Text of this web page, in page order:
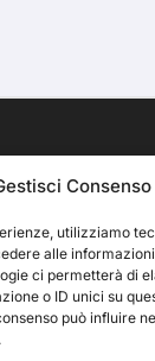
Consenso
utilizziamo
alle
ci permetterà di
o ID unici su
può influire